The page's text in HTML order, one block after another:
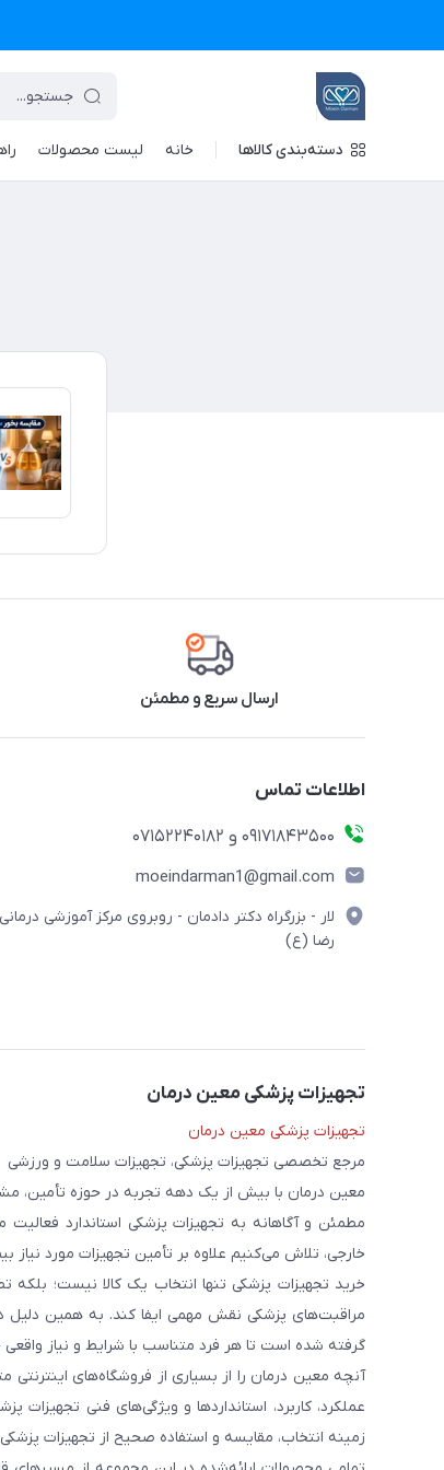
دسته‌بندی کالاها خانه لیست محصولات
ارسال سریع و مطمئن
اطلاعات تماس
09171843500 و 07152240182
moeindarman1@gmail.com
لار - بزرگراه دکتر دادمان - روبروی مرکز آموزشی
رضا (ع)
تجهیزات پزشکی معین درمان
تجهیزات پزشکی معین درمان
مرجع تخصصی تجهیزات پزشکی، تجهیزات سلامت و ورزشی
معین درمان با بیش از یک دهه تجربه در حوزه تأمین،
مطمئن و آگاهانه به تجهیزات پزشکی استاندارد
خارجی، تلاش می‌کنیم علاوه بر تأمین تجهیزات مورد نیاز
خرید تجهیزات پزشکی تنها انتخاب یک کالا نیست؛
مراقبت‌های پزشکی نقش مهمی ایفا کند. به همین دلیل
گرفته شده است تا هر فرد متناسب با شرایط و نیاز واقعی
آنچه معین درمان را از بسیاری از فروشگاه‌های
عملکرد، کاربرد، استانداردها و ویژگی‌های فنی
زمینه انتخاب، مقایسه و استفاده صحیح از تجهیزات